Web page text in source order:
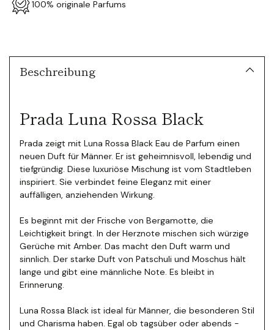
100% originale Parfums
legen
Beschreibung
Prada Luna Rossa Black
Prada zeigt mit Luna Rossa Black Eau de Parfum einen
neuen Duft für Männer. Er ist geheimnisvoll, lebendig und
tiefgründig. Diese luxuriöse Mischung ist vom Stadtleben
inspiriert. Sie verbindet feine Eleganz mit einer
auffälligen, anziehenden Wirkung.
Es beginnt mit der Frische von Bergamotte, die
Leichtigkeit bringt. In der Herznote mischen sich würzige
Gerüche mit Amber. Das macht den Duft warm und
sinnlich. Der starke Duft von Patschuli und Moschus hält
lange und gibt eine männliche Note. Es bleibt in
Erinnerung.
Luna Rossa Black ist ideal für Männer, die besonderen Stil
und Charisma haben. Egal ob tagsüber oder abends -